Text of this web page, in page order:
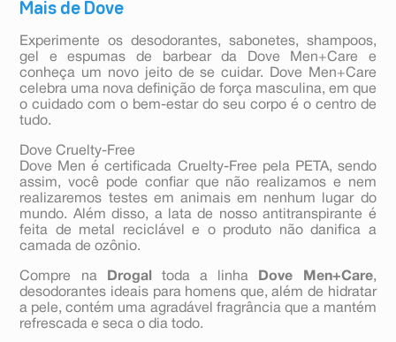
Mais de Dove
Experimente os desodorantes, sabonetes, shampoos,
gel e espumas de barbear da Dove Men+Care e
conheça um novo jeito de se cuidar. Dove Men+Care
celebra uma nova definição de força masculina, em que
o cuidado com o bem-estar do seu corpo é o centro de
tudo.
Dove Cruelty-Free
Dove Men é certificada Cruelty-Free pela PETA, sendo
assim, você pode confiar que não realizamos e nem
realizaremos testes em animais em nenhum lugar do
mundo. Além disso, a lata de nosso antitranspirante é
feita de metal reciclável e o produto não danifica a
camada de ozônio.
Compre na Drogal toda a linha Dove Men+Care,
desodorantes ideais para homens que, além de hidratar
a pele, contém uma agradável fragrância que a mantém
refrescada e seca o dia todo.